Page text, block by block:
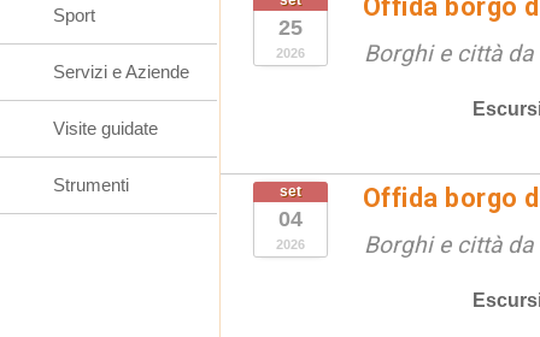
25
2026
Offida borgo
Borghi e città
set
04
2026
Offida borgo
Borghi e città
Sport
Servizi e Aziende
Visite guidate
Strumenti